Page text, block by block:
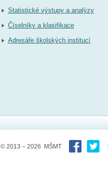
Statistické výstupy a analýzy
Číselníky a klasifikace
Adresáře školských institucí
© 2013 – 2026 MŠMT